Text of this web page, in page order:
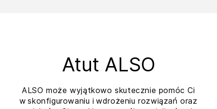
Atut ALSO
ALSO może wyjątkowo skutecznie pomóc Ci
w skonfigurowaniu i wdrożeniu rozwiązań oraz